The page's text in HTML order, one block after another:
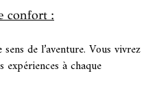
confort :
de l’aventure. Vous vivrez
à chaque